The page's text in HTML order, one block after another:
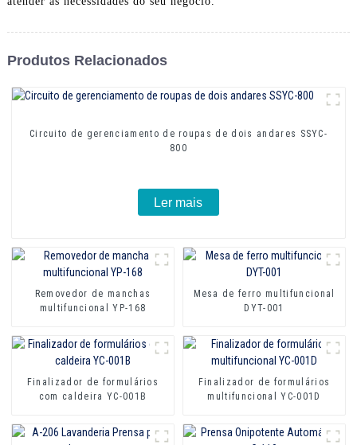
Produtos Relacionados
Circuito de gerenciamento de roupas de dois andares SSYC-
800
Ler mais
Removedor de manchas
multifuncional YP-168
Mesa de ferro multifuncional
DYT-001
Finalizador de formulários
com caldeira YC-001B
Finalizador de formulários
multifuncional YC-001D